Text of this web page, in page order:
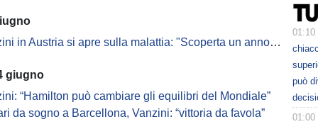
si apre sulla malattia: "Scoperta un anno fa. A Barcellona 'Still I Rise' come Hamilton"
giugno
“Hamilton può cambiare gli equilibri del Mondiale”
da sogno a Barcellona, Vanzini: “vittoria da favola”
01:10
può
01:00